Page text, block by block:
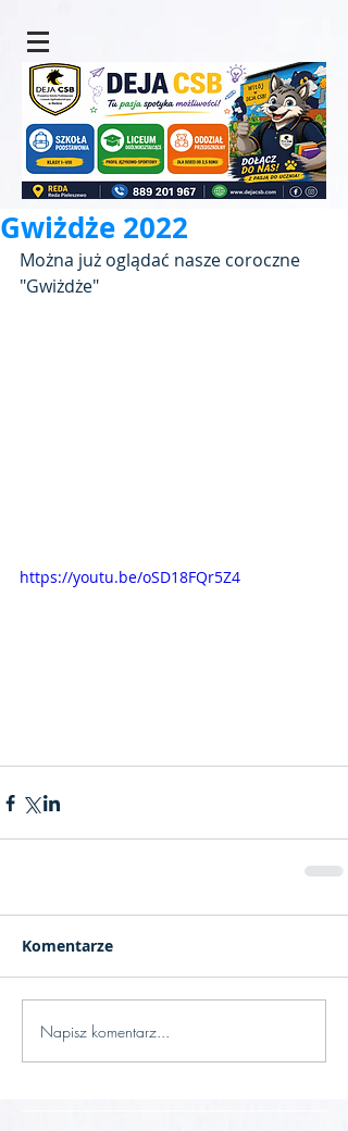
Gwiżdże 2022
Można już oglądać nasze coroczne
"Gwiżdże"
https://youtu.be/oSD18FQr5Z4
Komentarze
Napisz komentarz...